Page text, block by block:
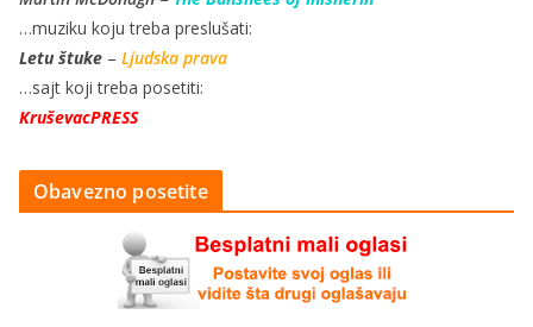
…muziku koju treba preslušati:
Letu štuke – Ljudska prava
…sajt koji treba posetiti:
KruševacPRESS
Obavezno posetite